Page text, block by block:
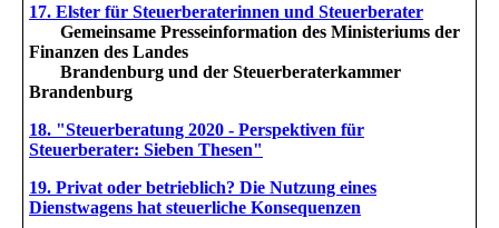
17. Elster für Steuerberaterinnen und Steuerberater
Gemeinsame Presseinformation des Ministeriums der
Finanzen des Landes
Brandenburg und der Steuerberaterkammer
Brandenburg
18. "Steuerberatung 2020 - Perspektiven für
Steuerberater: Sieben Thesen"
19. Privat oder betrieblich? Die Nutzung eines
Dienstwagens hat steuerliche Konsequenzen